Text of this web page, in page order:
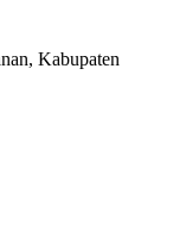
Kabupaten